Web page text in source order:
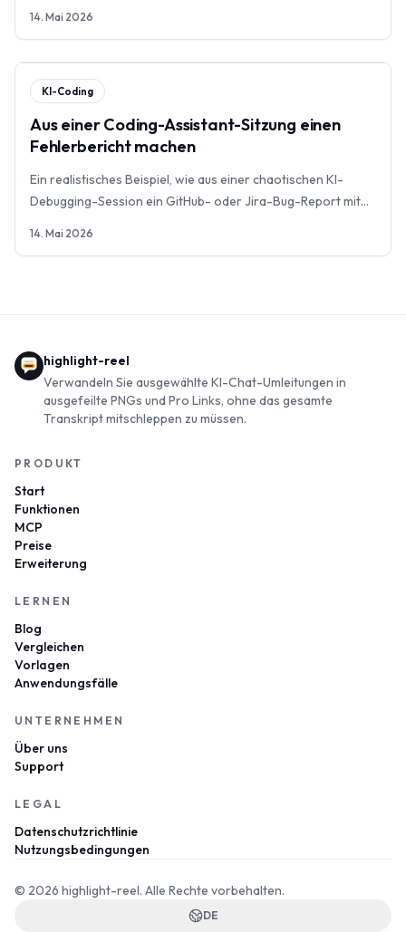
14. Mai 2026
KI-Coding
Aus einer Coding-Assistant-Sitzung einen
Fehlerbericht machen
Ein realistisches Beispiel, wie aus einer chaotischen KI-
Debugging-Session ein GitHub- oder Jira-Bug-Report mit
14. Mai 2026
highlight-reel
Verwandeln Sie ausgewählte KI-Chat-Umleitungen in
ausgefeilte PNGs und Pro Links, ohne das gesamte
Transkript mitschleppen zu müssen.
PRODUKT
Start
Funktionen
MCP
Preise
Erweiterung
LERNEN
Blog
Vergleichen
Vorlagen
Anwendungsfälle
UNTERNEHMEN
Über uns
Support
LEGAL
Datenschutzrichtlinie
Nutzungsbedingungen
© 2026 highlight-reel. Alle Rechte vorbehalten.
DE